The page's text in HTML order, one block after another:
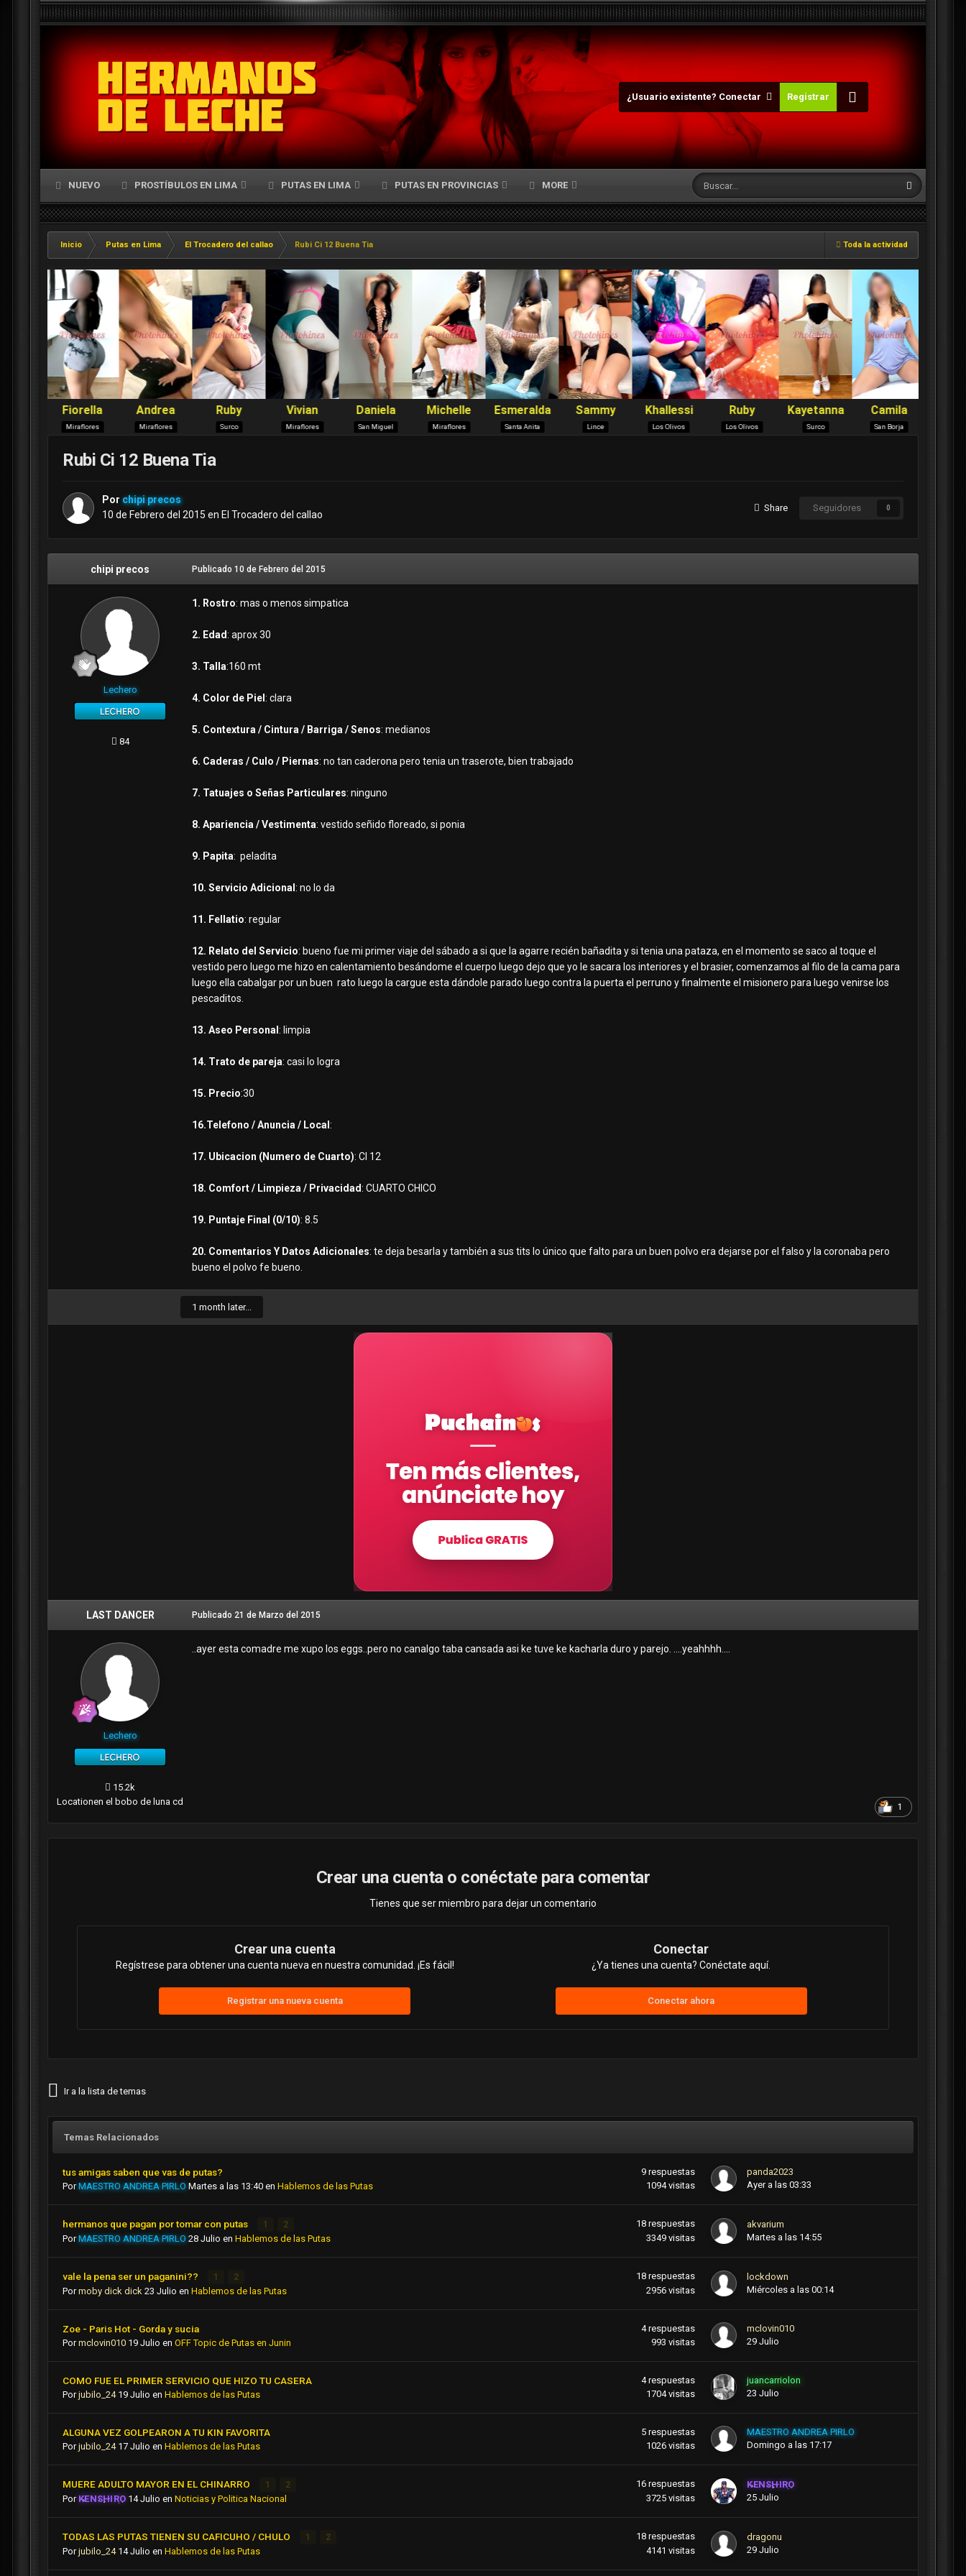
¿Usuario existente? Conectar Registrar
NUEVO PROSTÍBULOS EN LIMA PUTAS EN LIMA PUTAS EN PROVINCIAS MORE
Toda la actividad
Inicio Putas en Lima El Trocadero del callao Rubi Ci 12 Buena Tia
Rubi Ci 12 Buena Tia
Por chipi precos
10 de Febrero del 2015 en El Trocadero del callao
Share Seguidores 0
chipi precos
Lechero
84
Publicado 10 de Febrero del 2015
1. Rostro: mas o menos simpatica
2. Edad: aprox 30
3. Talla:160 mt
4. Color de Piel : clara
5. Contextura / Cintura / Barriga / Senos: medianos
6. Caderas / Culo / Piernas: no tan caderona pero tenia un traserote, bien trabajado
7. Tatuajes o Señas Particulares: ninguno
8. Apariencia / Vestimenta: vestido señido floreado, si ponia
9. Papita: peladita
10. Servicio Adicional : no lo da
11. Fellatio: regular
12. Relato del Servicio: bueno fue mi primer viaje del sábado a si que la agarre recién bañadita y si tenia una pataza, en el momento se saco al toque el
vestido pero luego me hizo en calentamiento besándome el cuerpo luego dejo que yo le sacara los interiores y el brasier, comenzamos al filo de la cama para
luego ella cabalgar por un buen rato luego la cargue esta dándole parado luego contra la puerta el perruno y finalmente el misionero para luego venirse los
pescaditos.
13. Aseo Personal : limpia
14. Trato de pareja: casi lo logra
15. Precio:30
16.Telefono / Anuncia / Local :
17. Ubicacion (Numero de Cuarto): CI 12
18. Comfort / Limpieza / Privacidad: CUARTO CHICO
19. Puntaje Final (0/10): 8.5
20. Comentarios Y Datos Adicionales: te deja besarla y también a sus tits lo único que falto para un buen polvo era dejarse por el falso y la coronaba pero
bueno el polvo fe bueno.
1 month later...
LAST DANCER
Lechero
15.2k
Locationen el bobo de luna cd
Publicado 21 de Marzo del 2015
..ayer esta comadre me xupo los eggs..pero no canalgo taba cansada asi ke tuve ke kacharla duro y parejo. ....yeahhhh....
1
Crear una cuenta o conéctate para comentar
Tienes que ser miembro para dejar un comentario
Crear una cuenta
Regístrese para obtener una cuenta nueva en nuestra comunidad. ¡Es fácil!
Registrar una nueva cuenta
Conectar
¿Ya tienes una cuenta? Conéctate aquí.
Conectar ahora
Ir a la lista de temas
Temas Relacionados
tus amigas saben que vas de putas?
PorMAESTRO ANDREA PIRLO Martes a las 13:40 en Hablemos de las Putas
9 respuestas
1094 visitas
panda2023
Ayer a las 03:33
hermanos que pagan por tomar con putas 1 2
PorMAESTRO ANDREA PIRLO 28 Julio en Hablemos de las Putas
18 respuestas
3349 visitas
akvarium
Martes a las 14:55
vale la pena ser un paganini?? 1 2
Pormoby dick dick 23 Julio en Hablemos de las Putas
18 respuestas
2956 visitas
lockdown
Miércoles a las 00:14
Zoe - Paris Hot - Gorda y sucia
Pormclovin010 19 Julio en OFF Topic de Putas en Junin
4 respuestas
993 visitas
mclovin010
29 Julio
COMO FUE EL PRIMER SERVICIO QUE HIZO TU CASERA
Porjubilo_24 19 Julio en Hablemos de las Putas
4 respuestas
1704 visitas
juancarriolon
23 Julio
ALGUNA VEZ GOLPEARON A TU KIN FAVORITA
Porjubilo_24 17 Julio en Hablemos de las Putas
5 respuestas
1026 visitas
MAESTRO ANDREA PIRLO
Domingo a las 17:17
MUERE ADULTO MAYOR EN EL CHINARRO 1 2
Por KENSHIRO 14 Julio enNoticias y Politica Nacional
16 respuestas
3725 visitas
KENSHIRO
25 Julio
TODAS LAS PUTAS TIENEN SU CAFICUHO / CHULO 1 2
Porjubilo_24 14 Julio en Hablemos de las Putas
18 respuestas
4141 visitas
dragonu
29 Julio